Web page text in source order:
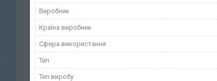
Виробник
Країна виробник
Сфера використання
Тип
Тип виробу